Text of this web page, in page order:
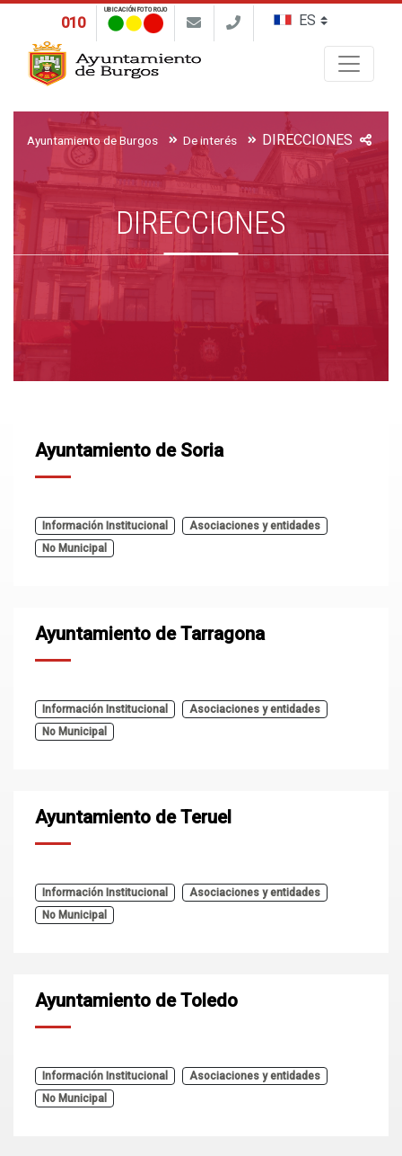
010
UBICACIÓN FOTO ROJO
Ayuntamiento de Burgos De interés DIRECCIONES
DIRECCIONES
Ayuntamiento de Soria
Información Institucional
Asociaciones y entidades
No Municipal
Ayuntamiento de Tarragona
Información Institucional
Asociaciones y entidades
No Municipal
Ayuntamiento de Teruel
Información Institucional
Asociaciones y entidades
No Municipal
Ayuntamiento de Toledo
Información Institucional
Asociaciones y entidades
No Municipal